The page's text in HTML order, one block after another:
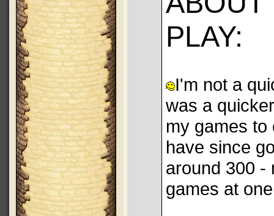
PLAY:
I'm not a
was a
my games to
have since
around 300 -
games at